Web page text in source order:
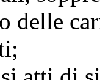
delle